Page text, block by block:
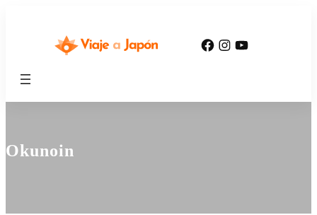
Facebook
Instagram
YouTube
Okunoin